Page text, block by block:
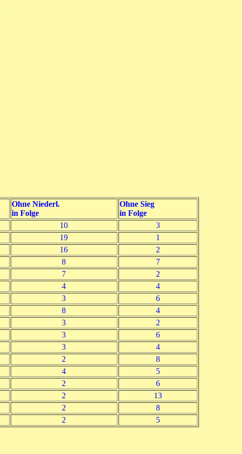
Ohne Niederl.
in Folge
Ohne Sieg
in Folge
10
3
19
1
16
2
8
7
7
2
4
4
3
6
8
4
3
2
3
6
3
4
2
8
4
5
2
6
2
13
2
8
2 5